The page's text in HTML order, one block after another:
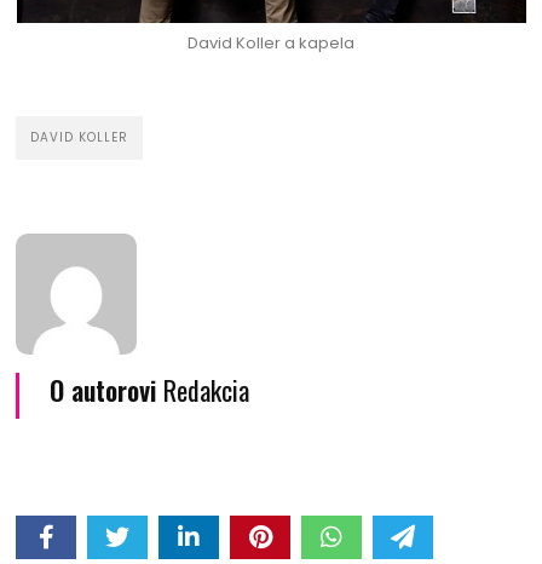
David Koller a kapela
DAVID KOLLER
O autorovi Redakcia